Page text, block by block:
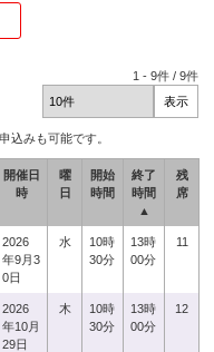
1 -9件 /9件
込みも可能です。
開催日
時
曜
日
開始
時間
終了
時間
▲
残
席
2026
年9月3
0日
水
10時
30分
13時
00分
11
2026
年10月
29日
木
10時
30分
13時
00分
12